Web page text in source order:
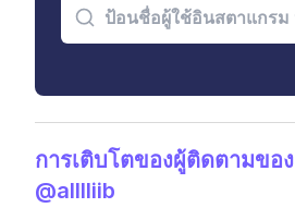
การเติบโตของผู้ติดตามของ
@alllliib